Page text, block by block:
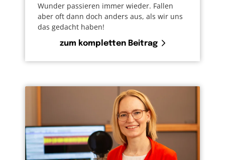
Wunder passieren immer wieder. Fallen
aber oft dann doch anders aus, als wir uns
das gedacht haben!
zum kompletten Beitrag